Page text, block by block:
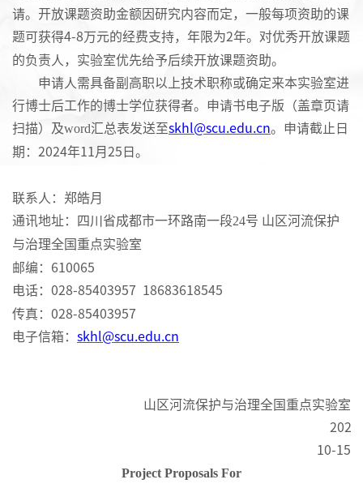
请。 开放课题资助金额 因研究内容而定，一般每项资助的课
题可获得4-8万元的经费支持， 年限为2年。 对优秀开放课题
的负责人，实验室优先给予后续开放课题资助。
申请人需具备副高职以上技术职称或确定来本实验室进
行博士后工作的博士学位获得者。 申请书电子版 （盖章页请
扫描） 及word汇总表发送至skhl@scu.edu.cn。 申请截 止日
期 ： 2024年11 月 25 日。
联系人： 郑皓月
通讯地址：
四川省成都市一环路南一段24号 山区河流保护
与治理全国重点实验室
邮编： 610065
电话： 028-85403957
18683618545
传真： 028-85403957
电子信箱： skhl@scu.edu.cn
山区河流保护与治理全国重点实验室
202
10-1 5
Project Proposals For